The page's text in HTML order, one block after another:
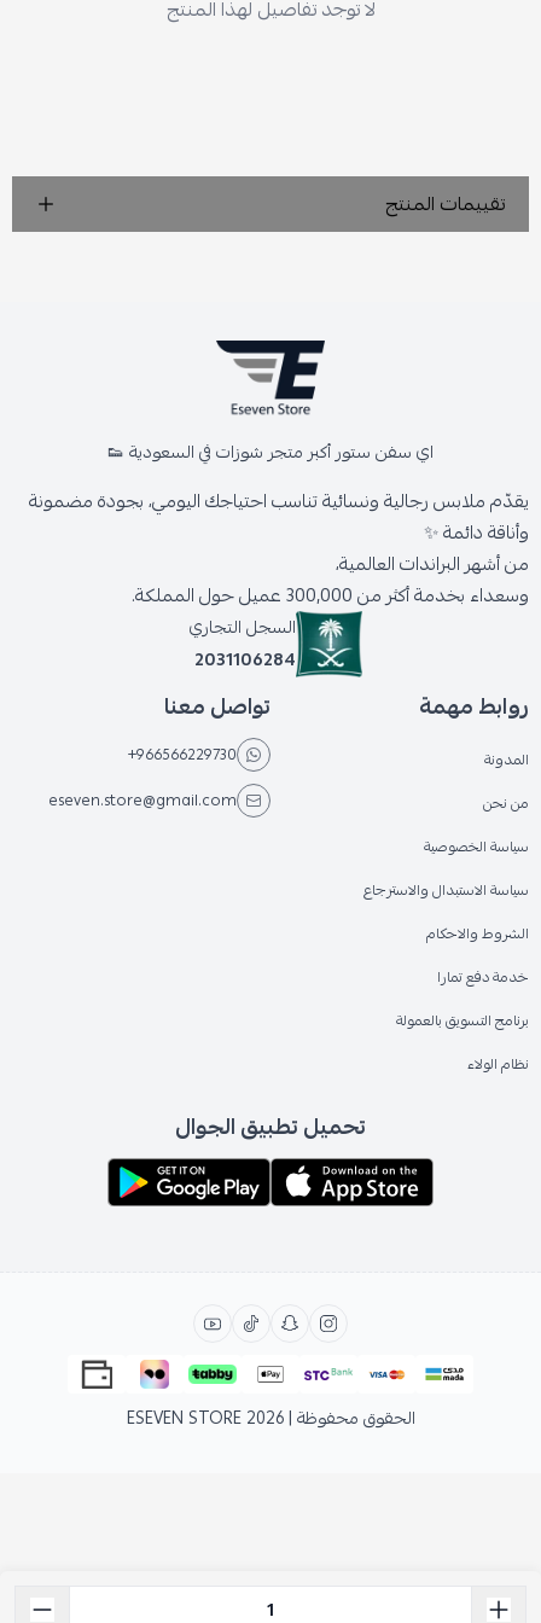
لا توجد تفاصيل لهذا المنتج
تقييمات المنتج
اي سفن ستور أكبر متجر شوزات في السعودية 👟
يقدّم ملابس رجالية ونسائية تناسب احتياجك اليومي، بجودة مضمونة
وأناقة دائمة ✨
من أشهر البراندات العالمية،
وسعداء بخدمة أكثر من 300,000 عميل حول المملكة.
السجل التجاري
2031106284
روابط مهمة
المدونة
من نحن
سياسة الخصوصية
سياسة الاستبدال والاسترجاع
الشروط والاحكام
خدمة دفع تمارا
برنامج التسويق بالعمولة
نظام الولاء
تواصل معنا
+966566229730
eseven.store@gmail.com
تحميل تطبيق الجوال
الحقوق محفوظة | 2026 ESEVEN STORE